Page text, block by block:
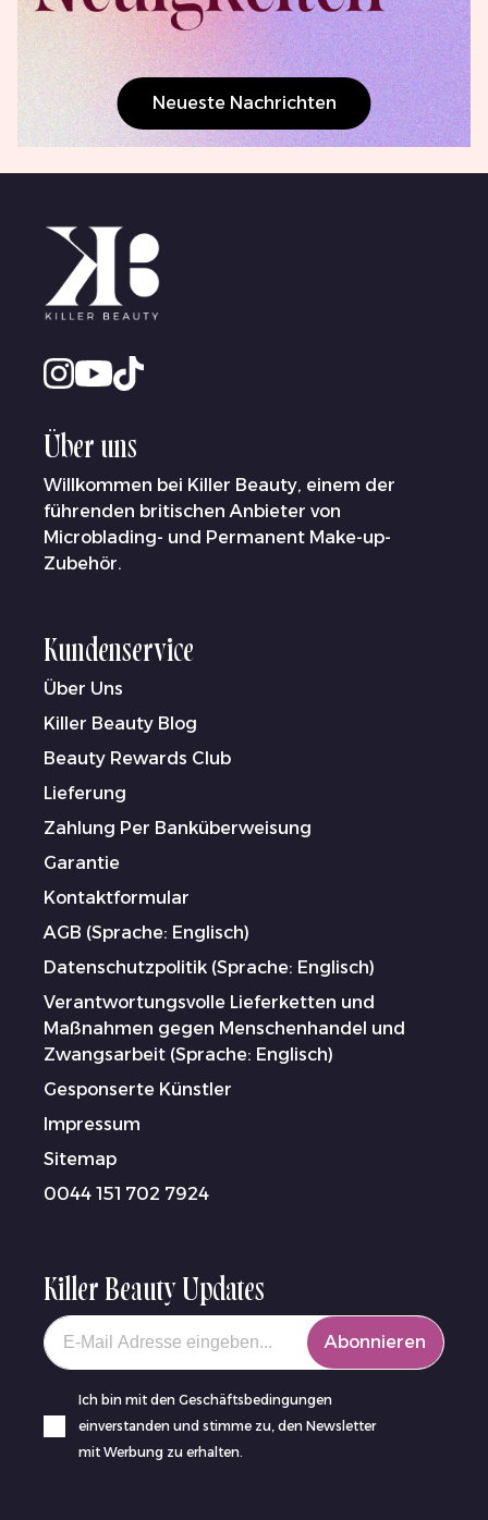
Neueste Nachrichten
Über uns
Willkommen bei Killer Beauty, einem der
führenden britischen Anbieter von
Microblading- und Permanent Make-up-
Zubehör.
Kundenservice
Über Uns
Killer Beauty Blog
Beauty Rewards Club
Lieferung
Zahlung Per Banküberweisung
Garantie
Kontaktformular
AGB (Sprache: Englisch)
Datenschutzpolitik (Sprache: Englisch)
Verantwortungsvolle Lieferketten und
Maßnahmen gegen Menschenhandel und
Zwangsarbeit (Sprache: Englisch)
Gesponserte Künstler
Impressum
Sitemap
0044 151 702 7924
Killer Beauty Updates
Your email
Abonnieren
Ich bin mit den Geschäftsbedingungen
einverstanden und stimme zu, den Newsletter
mit Werbung zu erhalten.